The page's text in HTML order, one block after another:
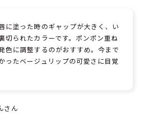
に塗った時のギャップが大きく、い
切られたカラーです。ポンポン重ね
色に調整するのがおすすめ。今まで
ったベージュリップの可愛さに目覚
さん